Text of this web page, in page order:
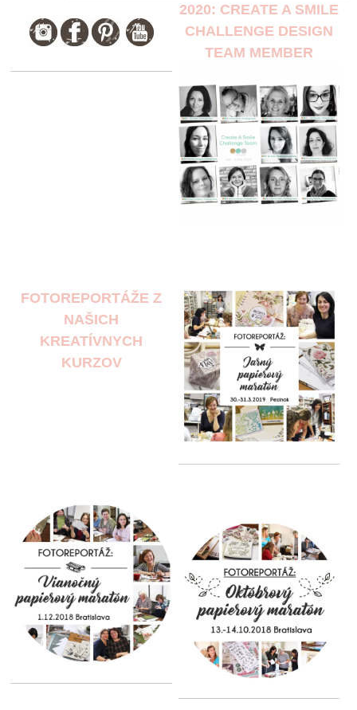
2020: CREATE A SMILE
CHALLENGE DESIGN
TEAM MEMBER
FOTOREPORTÁŽE Z
NAŠICH
KREATÍVNYCH
KURZOV